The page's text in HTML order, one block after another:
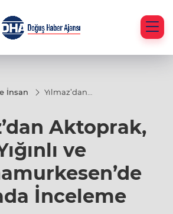
İnsan
Yılmaz’dan
Sahada İnceleme
Aktoprak,
ve
İnceleme